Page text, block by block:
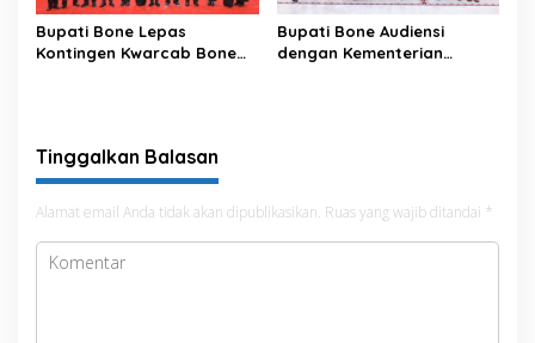
Bupati Bone Lepas
Kontingen Kwarcab Bone
Bupati Bone Audiensi
dengan Kementerian
Tinggalkan Balasan
Alamat email Anda tidak akan dipublikasikan. Ruas yang wajib ditandai *